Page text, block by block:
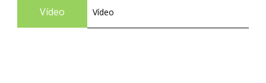
Vídeo Vídeo